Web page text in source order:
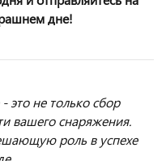
дне!
это не только сбор
вашего снаряжения.
роль в успехе